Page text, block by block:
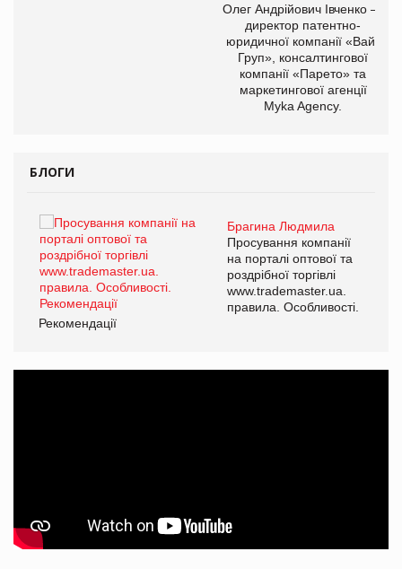
Олег Андрійович Івченко —
директор патентно-
юридичної компанії «Вайз
Груп», консалтингової
компанії «Парето» та
маркетингової агенції
Myka Agency.
БЛОГИ
Брагина Людмила
Просування компанії
на порталі оптової та
роздрібної торгівлі
www.trademaster.ua.
правила. Особливості.
Рекомендації